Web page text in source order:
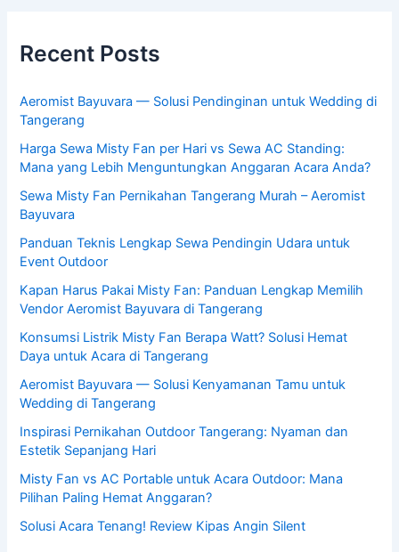
Recent Posts
Aeromist Bayuvara — Solusi Pendinginan untuk Wedding di
Tangerang
Harga Sewa Misty Fan per Hari vs Sewa AC Standing:
Mana yang Lebih Menguntungkan Anggaran Acara Anda?
Sewa Misty Fan Pernikahan Tangerang Murah – Aeromist
Bayuvara
Panduan Teknis Lengkap Sewa Pendingin Udara untuk
Event Outdoor
Kapan Harus Pakai Misty Fan: Panduan Lengkap Memilih
Vendor Aeromist Bayuvara di Tangerang
Konsumsi Listrik Misty Fan Berapa Watt? Solusi Hemat
Daya untuk Acara di Tangerang
Aeromist Bayuvara — Solusi Kenyamanan Tamu untuk
Wedding di Tangerang
Inspirasi Pernikahan Outdoor Tangerang: Nyaman dan
Estetik Sepanjang Hari
Misty Fan vs AC Portable untuk Acara Outdoor: Mana
Pilihan Paling Hemat Anggaran?
Solusi Acara Tenang! Review Kipas Angin Silent